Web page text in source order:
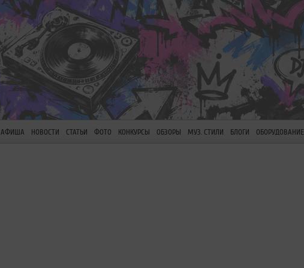
АФИША НОВОСТИ СТАТЬИ ФОТО КОНКУРСЫ ОБЗОРЫ МУЗ. СТИЛИ БЛОГИ ОБОРУДОВАНИЕ